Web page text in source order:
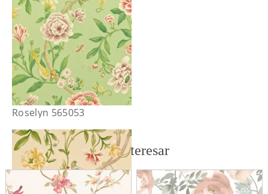
Roselyn 565053
También te puede interesar